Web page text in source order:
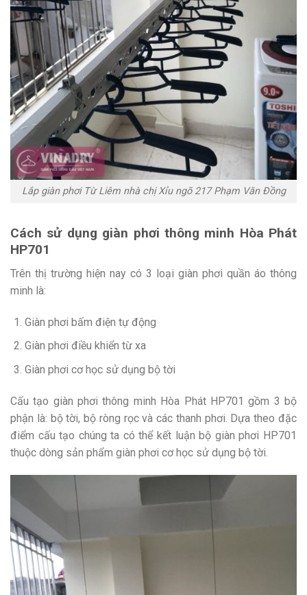
Lắp giàn phơi Từ Liêm nhà chị Xỉu ngõ 217 Phạm Văn Đồng
Cách sử dụng giàn phơi thông minh Hòa Phát
HP701
Trên thị trường hiện nay có 3 loại giàn phơi quần áo thông
minh là:
Giàn phơi bấm điện tự động
Giàn phơi điều khiển từ xa
Giàn phơi cơ học sử dụng bộ tời
Cấu tạo giàn phơi thông minh Hòa Phát HP701 gồm 3 bộ
phận là: bộ tời, bộ ròng rọc và các thanh phơi. Dựa theo đặc
điểm cấu tạo chúng ta có thể kết luận bộ giàn phơi HP701
thuộc dòng sản phẩm giàn phơi cơ học sử dụng bộ tời.